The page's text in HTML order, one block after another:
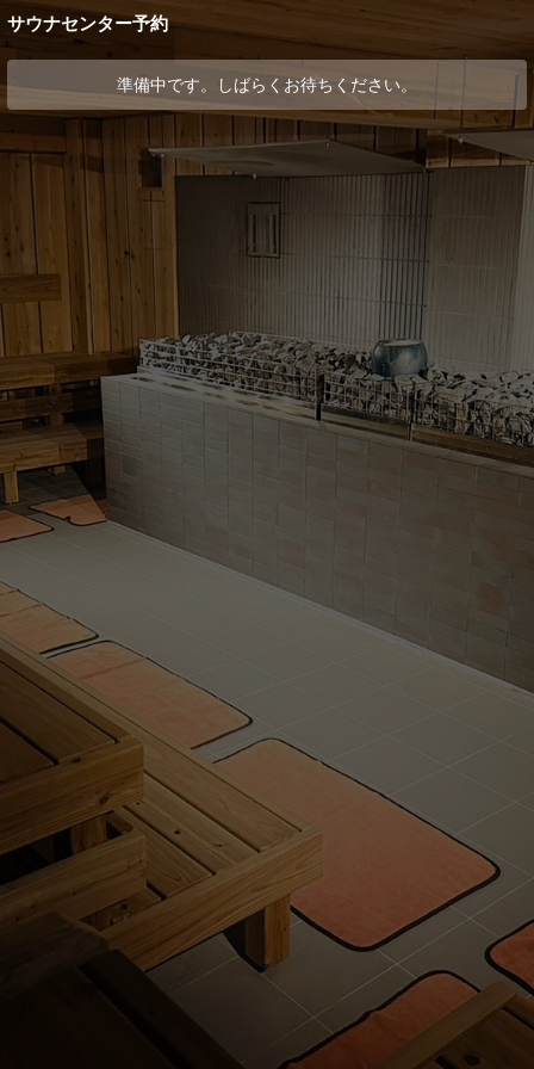
サウナセンター予約
準備中です。しばらくお待ちください。